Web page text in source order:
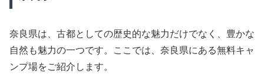
奈良県は、古都としての歴史的な魅力だけでなく、豊かな
自然も魅力の一つです。ここでは、奈良県にある無料キャ
ンプ場をご紹介します。